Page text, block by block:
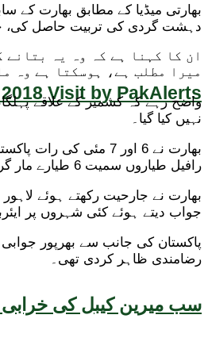
Visit by PakAlerts
سب میرین کیبل کی خرابی
بھارتی میڈیا کے مطابق بھارت کے
دہشت گردی کی تربیت حاصل کی، جب
ان کا کہنا ہے کہ وہ یہ
میرا مطلب ہے، ہوسکتا ہے وہ
واضح رہے کہ کشمیر کے علاقے
نہیں کیا گیا۔
بھارت نے 6 اور 7
رافیل طیاروں سمیت 6 طیارے مار گرائے۔
جواب دیتے ہوئے کئی شہروں پر
پاکستان کی جانب سے بھرپور
رضامندی ظاہر کردی تھی۔